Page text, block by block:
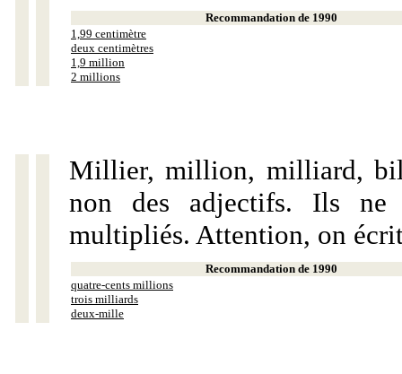
Recommandation de 1990
1,99 centimètre
deux centimètres
1,9 million
2 millions
Millier, million, milliard,
non des adjectifs. Ils ne
multipliés. Attention, on
Recommandation de 1990
quatre-cents millions
trois milliards
deux-mille